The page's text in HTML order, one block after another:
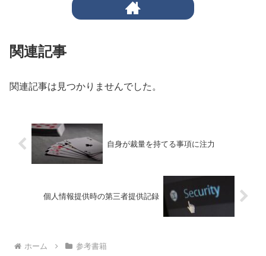
関連記事
関連記事は見つかりませんでした。
自身が裁量を持てる事項に注力
個人情報提供時の第三者提供記録
ホーム 参考書籍